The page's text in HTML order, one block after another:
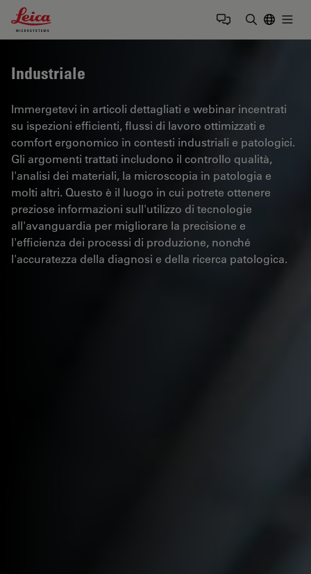
Leica Microsystems Logo
Industriale
Immergetevi in articoli dettagliati e webinar incentrati
su ispezioni efficienti, flussi di lavoro ottimizzati e
comfort ergonomico in contesti industriali e patologici.
Gli argomenti trattati includono il controllo qualità,
l'analisi dei materiali, la microscopia in patologia e
molti altri. Questo è il luogo in cui potrete ottenere
preziose informazioni sull'utilizzo di tecnologie
all'avanguardia per migliorare la precisione e
l'efficienza dei processi di produzione, nonché
l'accuratezza della diagnosi e della ricerca patologica.